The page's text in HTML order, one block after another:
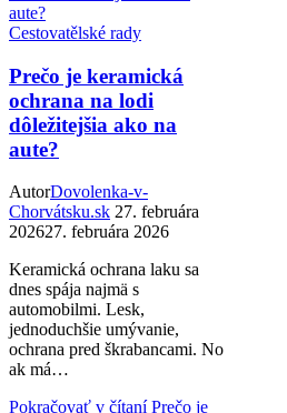
Cestovatělské rady
Prečo je keramická
ochrana na lodi
dôležitejšia ako na
aute?
AutorDovolenka-v-
Chorvátsku.sk 27. februára
202627. februára 2026
Keramická ochrana laku sa
dnes spája najmä s
automobilmi. Lesk,
jednoduchšie umývanie,
ochrana pred škrabancami. No
ak má…
Pokračovať v čítaníPrečo je